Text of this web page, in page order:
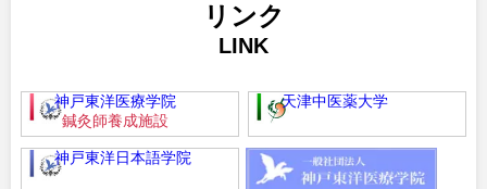
リンク
LINK
神戸東洋医療学院
鍼灸師養成施設
天津中医薬大学
神戸東洋日本語学院